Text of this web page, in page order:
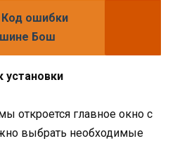
Код ошибки
Бош
установки
откроется главное окно с
выбрать необходимые